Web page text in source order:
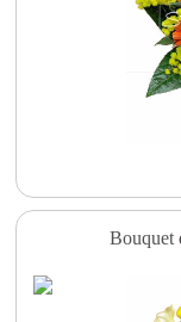
Bouquet